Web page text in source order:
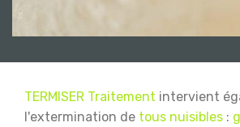
TERMISER Traitement intervient
l'extermination de tous nuisibles :